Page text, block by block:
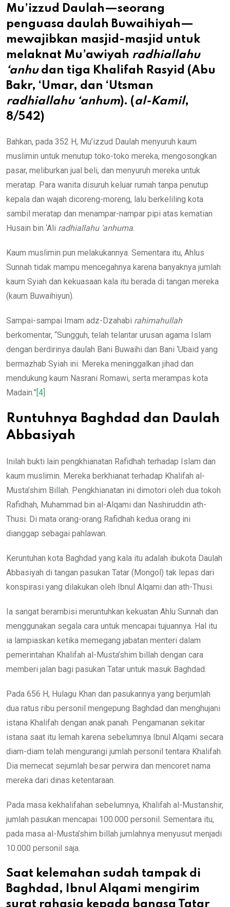
Mu’izzud Daulah—seorang
penguasa daulah Buwaihiyah—
mewajibkan masjid-masjid untuk
melaknat Mu’awiyah radhiallahu
‘anhudan tiga Khalifah Rasyid (Abu
Bakr, ‘Umar, dan ‘Utsman
radhiallahu ‘anhum). (al-Kamil,
8/542)
Bahkan, pada 352 H, Mu’izzud Daulah menyuruh kaum
muslimin untuk menutup toko-toko mereka, mengosongkan
pasar, meliburkan jual beli, dan menyuruh mereka untuk
meratap. Para wanita disuruh keluar rumah tanpa penutup
kepala dan wajah dicoreng-moreng, lalu berkeliling kota
sambil meratap dan menampar-nampar pipi atas kematian
Husain bin ‘Ali radhiallahu ‘anhuma.
Kaum muslimin pun melakukannya. Sementara itu, Ahlus
Sunnah tidak mampu mencegahnya karena banyaknya jumlah
kaum Syiah dan kekuasaan kala itu berada di tangan mereka
(kaum Buwaihiyun).
Sampai-sampai Imam adz-Dzahabi rahimahullah
berkomentar, “Sungguh, telah telantar urusan agama Islam
dengan berdirinya daulah Bani Buwaihi dan Bani ‘Ubaid yang
bermazhab Syiah ini. Mereka meninggalkan jihad dan
mendukung kaum Nasrani Romawi, serta merampas kota
Madain.” [4]
Runtuhnya Baghdad dan Daulah
Abbasiyah
Inilah bukti lain pengkhianatan Rafidhah terhadap Islam dan
kaum muslimin. Mereka berkhianat terhadap Khalifah al-
Musta’shim Billah. Pengkhianatan ini dimotori oleh dua tokoh
Rafidhah, Muhammad bin al-Alqami dan Nashiruddin ath-
Thusi. Di mata orang-orang Rafidhah kedua orang ini
dianggap sebagai pahlawan.
Keruntuhan kota Baghdad yang kala itu adalah ibukota Daulah
Abbasiyah di tangan pasukan Tatar (Mongol) tak lepas dari
konspirasi yang dilakukan oleh Ibnul Alqami dan ath-Thusi.
Ia sangat berambisi meruntuhkan kekuatan Ahlu Sunnah dan
menggunakan segala cara untuk mencapai tujuannya. Hal itu
ia lampiaskan ketika memegang jabatan menteri dalam
pemerintahan Khalifah al-Musta’shim billah dengan cara
memberi jalan bagi pasukan Tatar untuk masuk Baghdad.
Pada 656 H, Hulagu Khan dan pasukannya yang berjumlah
dua ratus ribu personil mengepung Baghdad dan menghujani
istana Khalifah dengan anak panah. Pengamanan sekitar
istana saat itu lemah karena sebelumnya Ibnul Alqami secara
diam-diam telah mengurangi jumlah personil tentara Khalifah.
Dia memecat sejumlah besar perwira dan mencoret nama
mereka dari dinas ketentaraan.
Pada masa kekhalifahan sebelumnya, Khalifah al-Mustanshir,
jumlah pasukan mencapai 100.000 personil. Sementara itu,
pada masa al-Musta’shim billah jumlahnya menyusut menjadi
10.000 personil saja.
Saat kelemahan sudah tampak di
Baghdad, Ibnul Alqami mengirim
surat rahasia kepada bangsa Tatar